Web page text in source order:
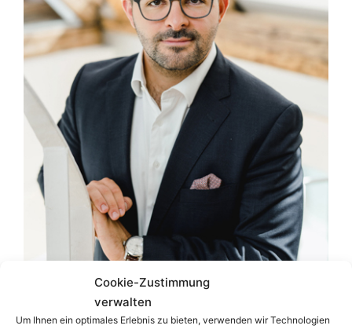
Cookie-Zustimmung
verwalten
Um Ihnen ein optimales Erlebnis zu bieten, verwenden wir Technologien